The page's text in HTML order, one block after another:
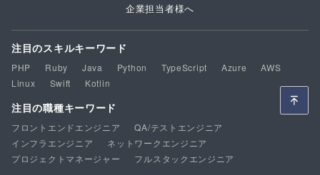
企業担当者様へ
注目のスキルキーワード
PHP Ruby Java Python TypeScript Azure
AWS
Linux
Swift Kotlin
注目の職種キーワード
フロントエンドエンジニア
QA/テストエンジニア
インフラエンジニア
ネットワークエンジニア
プロジェクトマネージャー
フルスタックエンジニア